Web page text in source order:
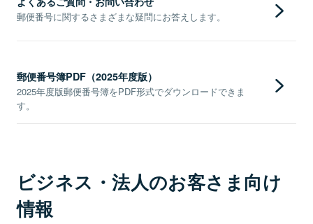
郵便番号に関するさまざまな疑問にお答えします。
郵便番号簿PDF（2025年度版）
2025年度版郵便番号簿をPDF形式でダウンロードできま
す。
ビジネス・法人のお客さま向け
情報